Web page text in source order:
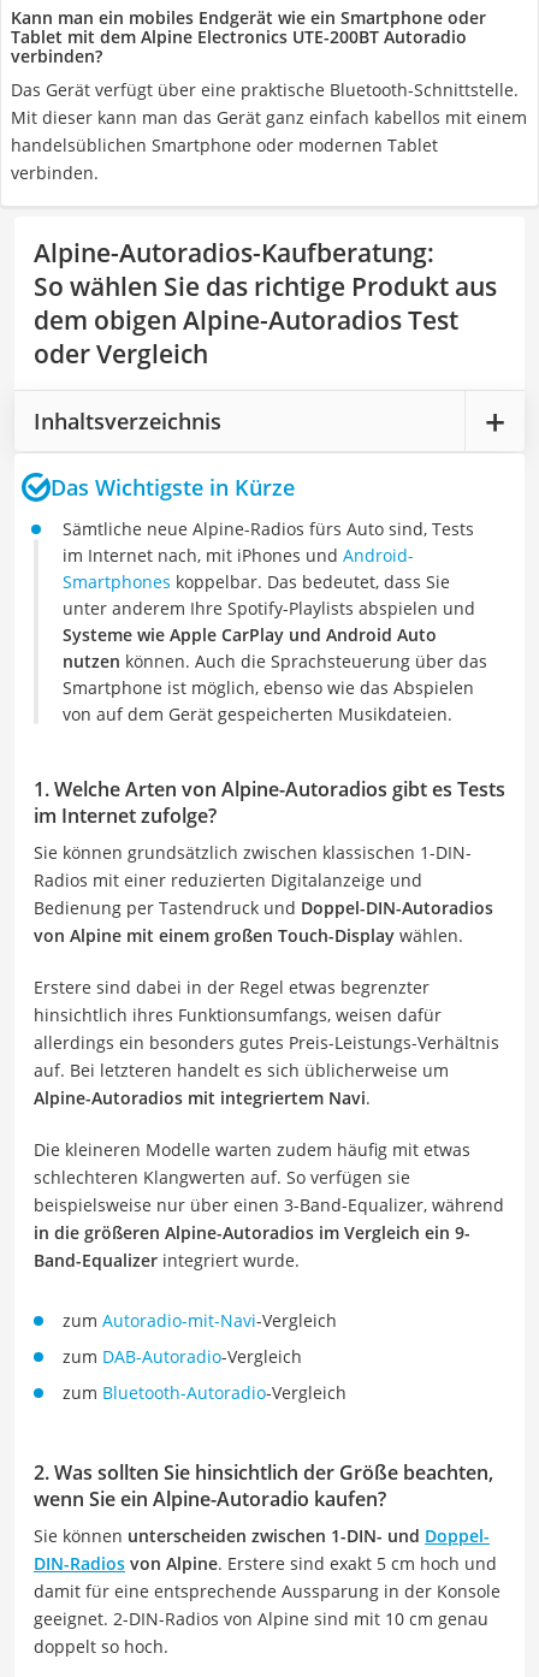
Kann man ein mobiles Endgerät wie ein Smartphone oder
Tablet mit dem Alpine Electronics UTE-200BT Autoradio
verbinden?
Das Gerät verfügt über eine praktische Bluetooth-Schnittstelle.
Mit dieser kann man das Gerät ganz einfach kabellos mit einem
handelsüblichen Smartphone oder modernen Tablet
verbinden.
Alpine-Autoradios-Kaufberatung:
So wählen Sie das richtige Produkt aus
dem obigen Alpine-Autoradios Test
oder Vergleich
Inhaltsverzeichnis
Das Wichtigste in Kürze
Sämtliche neue Alpine-Radios fürs Auto sind, Tests
im Internet nach, mit iPhones und Android-
Smartphones koppelbar. Das bedeutet, dass Sie
unter anderem Ihre Spotify-Playlists abspielen und
Systeme wie Apple CarPlay und Android Auto
nutzen können. Auch die Sprachsteuerung über das
Smartphone ist möglich, ebenso wie das Abspielen
von auf dem Gerät gespeicherten Musikdateien.
1. Welche Arten von Alpine-Autoradios gibt es Tests
im Internet zufolge?
Sie können grundsätzlich zwischen klassischen 1-DIN-
Radios mit einer reduzierten Digitalanzeige und
Bedienung per Tastendruck und Doppel-DIN-Autoradios
von Alpine mit einem großen Touch-Display wählen.
Erstere sind dabei in der Regel etwas begrenzter
hinsichtlich ihres Funktionsumfangs, weisen dafür
allerdings ein besonders gutes Preis-Leistungs-Verhältnis
auf. Bei letzteren handelt es sich üblicherweise um
Alpine-Autoradios mit integriertem Navi.
Die kleineren Modelle warten zudem häufig mit etwas
schlechteren Klangwerten auf. So verfügen sie
beispielsweise nur über einen 3-Band-Equalizer, während
in die größeren Alpine-Autoradios im Vergleich ein 9-
Band-Equalizer integriert wurde.
zum Autoradio-mit-Navi-Vergleich
zum DAB-Autoradio-Vergleich
zum Bluetooth-Autoradio-Vergleich
2. Was sollten Sie hinsichtlich der Größe beachten,
wenn Sie ein Alpine-Autoradio kaufen?
Sie können unterscheiden zwischen 1-DIN- und Doppel-
DIN-Radios von Alpine. Erstere sind exakt 5 cm hoch und
damit für eine entsprechende Aussparung in der Konsole
geeignet. 2-DIN-Radios von Alpine sind mit 10 cm genau
doppelt so hoch.